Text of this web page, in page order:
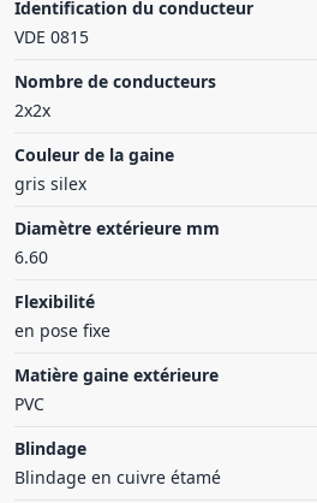
Identification du conducteur
VDE 0815
Nombre de conducteurs
2x2x
Couleur de la gaine
gris silex
Diamètre extérieure mm
6.60
Flexibilité
en pose fixe
Matière gaine extérieure
PVC
Blindage
Blindage en cuivre étamé